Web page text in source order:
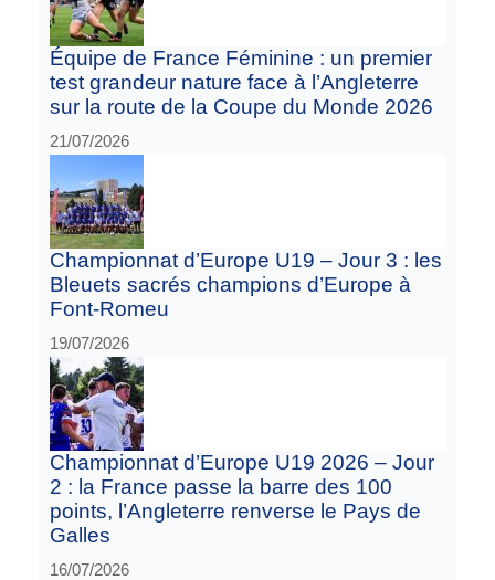
Équipe de France Féminine : un premier
test grandeur nature face à l’Angleterre
sur la route de la Coupe du Monde 2026
21/07/2026
Championnat d’Europe U19 – Jour 3 : les
Bleuets sacrés champions d’Europe à
Font-Romeu
19/07/2026
Championnat d’Europe U19 2026 – Jour
2 : la France passe la barre des 100
points, l’Angleterre renverse le Pays de
Galles
16/07/2026